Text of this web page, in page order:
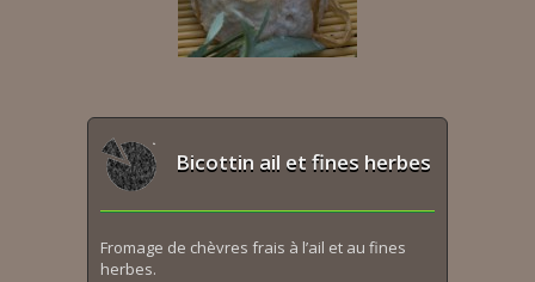
Bicottin ail et fines herbes
Fromage de chèvres frais à l’ail et au fines
herbes.